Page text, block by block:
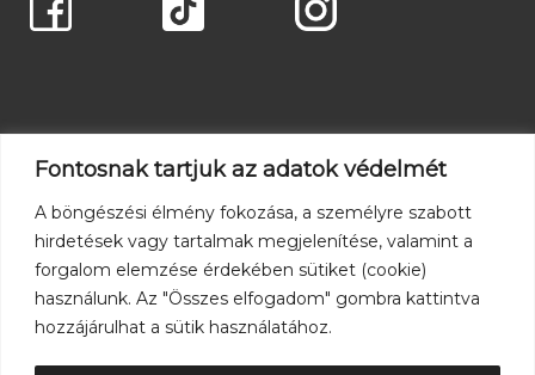
Fontosnak tartjuk az adatok védelmét
A böngészési élmény fokozása, a személyre szabott
hirdetések vagy tartalmak megjelenítése, valamint a
forgalom elemzése érdekében sütiket (cookie)
használunk. Az "Összes elfogadom" gombra kattintva
hozzájárulhat a sütik használatához.